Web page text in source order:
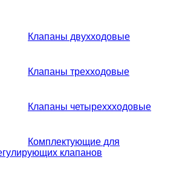
Клапаны двухходовые
Клапаны трехходовые
Клапаны четыреххходовые
Комплектующие для
клапанов